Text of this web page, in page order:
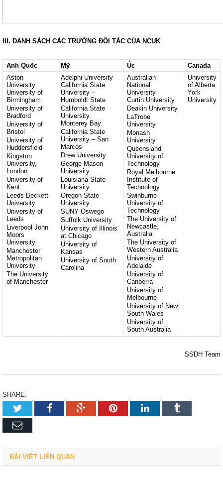
III. DANH SÁCH CÁC TRƯỜNG ĐỐI TÁC CỦA NCUK
Anh Quốc Mỹ Úc
Canada
Aston
University
University of
Birmingham
University of
Bradford
University of
Bristol
University of
Huddersfield
Kingston
University,
London
University of
Kent
Leeds Beckett
University
University of
Leeds
Liverpool John
Moors
University
Manchester
Metropolitan
University
The University
of Manchester
Adelphi University
California State
University –
Humboldt State
California State
University,
Monterey Bay
California State
University – San
Marcos
Drew University
George Mason
University
Louisiana State
University
Oregon State
University
SUNY Oswego
Suffolk University
University of Illinois
at Chicago
University of
Kansas
University of South
Carolina
Australian
National
University
Curtin University
Deakin University
LaTrobe
University
Monash
University
Queensland
University of
Technology
Royal Melbourne
Institute of
Technology
Swinburne
University of
Technology
The University of
Newcastle,
Australia
The University of
Western Australia
University of
Adelaide
University of
Canberra
University of
Melbourne
University of New
South Wales
University of
South Australia
University
of Alberta
York
University
SSDH Team
SHARE.
TwitterFacebookGoogle+PinterestLinkedInTumblr
Email
BÀI VIẾT LIÊN QUAN